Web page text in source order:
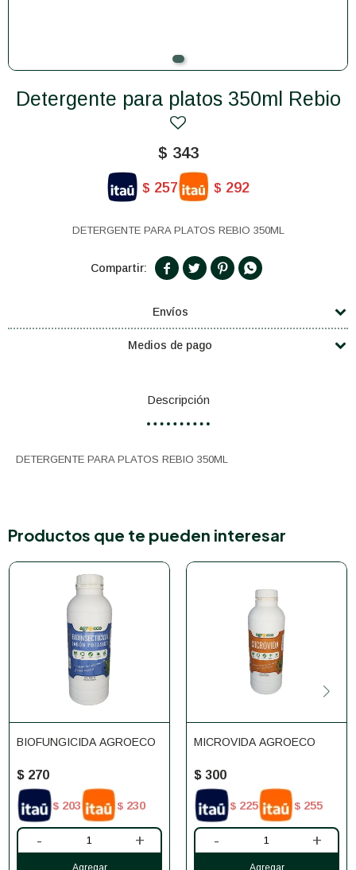
Detergente para platos 350ml Rebio
$ 343
$ 257 $ 292
DETERGENTE PARA PLATOS REBIO 350ML
   
Envíos
Medios de pago
Descripción
DETERGENTE PARA PLATOS REBIO 350ML
Productos que te pueden interesar
BIOFUNGICIDA AGROECO
$ 270
$ 203 $ 230
- +
MICROVIDA AGROECO
$ 300
$ 225 $ 255
- +